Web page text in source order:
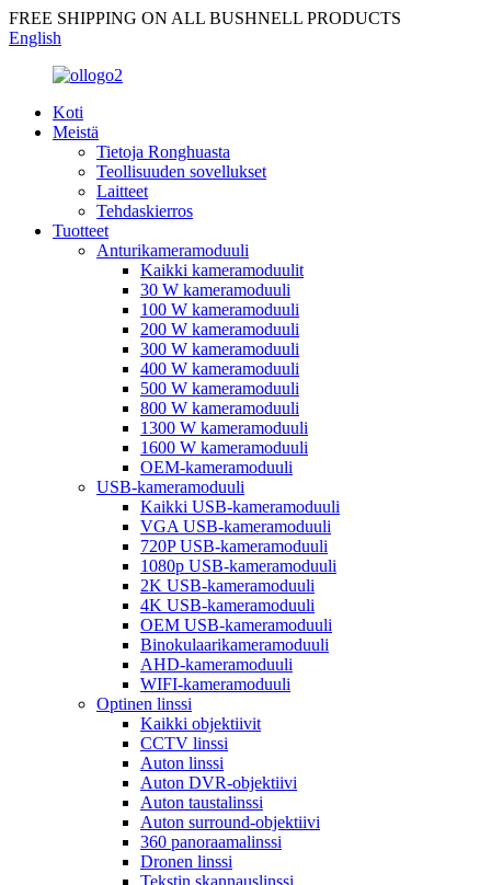
FREE SHIPPING ON ALL BUSHNELL PRODUCTS
English
Koti
Meistä
Tietoja Ronghuasta
Teollisuuden sovellukset
Laitteet
Tehdaskierros
Tuotteet
Anturikameramoduuli
Kaikki kameramoduulit
30 W kameramoduuli
100 W kameramoduuli
200 W kameramoduuli
300 W kameramoduuli
400 W kameramoduuli
500 W kameramoduuli
800 W kameramoduuli
1300 W kameramoduuli
1600 W kameramoduuli
OEM-kameramoduuli
USB-kameramoduuli
Kaikki USB-kameramoduuli
VGA USB-kameramoduuli
720P USB-kameramoduuli
1080p USB-kameramoduuli
2K USB-kameramoduuli
4K USB-kameramoduuli
OEM USB-kameramoduuli
Binokulaarikameramoduuli
AHD-kameramoduuli
WIFI-kameramoduuli
Optinen linssi
Kaikki objektiivit
CCTV linssi
Auton linssi
Auton DVR-objektiivi
Auton taustalinssi
Auton surround-objektiivi
360 panoraamalinssi
Dronen linssi
Tekstin skannauslinssi